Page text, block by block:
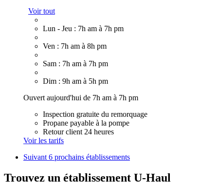
Voir tout
Lun - Jeu : 7h am à 7h pm
Ven : 7h am à 8h pm
Sam : 7h am à 7h pm
Dim : 9h am à 5h pm
Ouvert aujourd'hui de 7h am à 7h pm
Inspection gratuite du remorquage
Propane payable à la pompe
Retour client 24 heures
Voir les tarifs
Suivant6 prochains établissements
Trouvez un établissement U-Haul